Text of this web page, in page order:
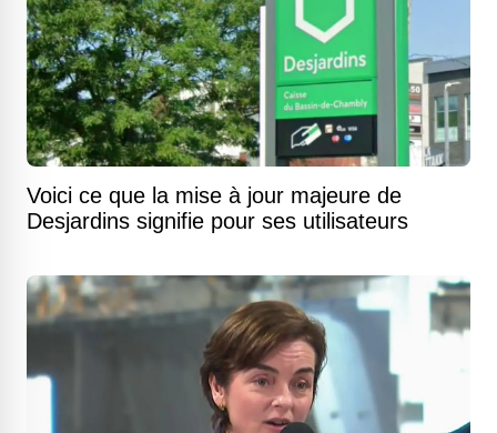
Voici ce que la mise à jour majeure de
Desjardins signifie pour ses utilisateurs